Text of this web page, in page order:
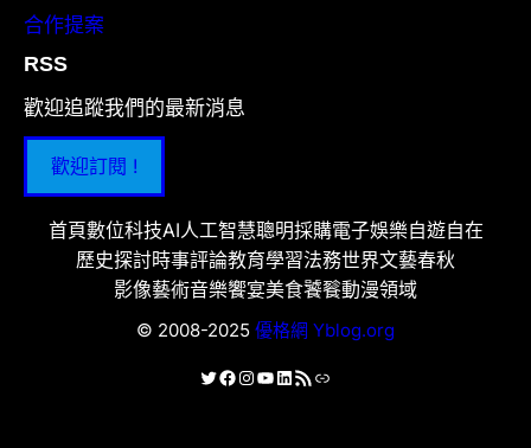
合作提案
RSS
歡迎追蹤我們的最新消息
歡迎訂閱 !
首頁數位科技AI人工智慧聰明採購電子娛樂自遊自在
歷史探討時事評論教育學習法務世界文藝春秋
影像藝術音樂饗宴美食饕餮動漫領域
© 2008-2025 優格網 Yblog.org
X Facebook
Instagram
YouTube
LinkedIn
RSS 資訊提供連結